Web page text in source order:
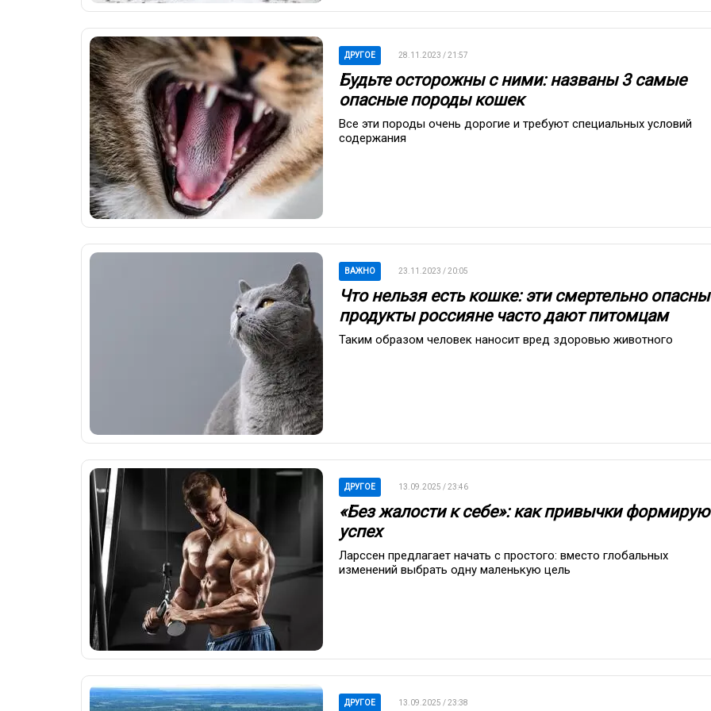
ДРУГОЕ 28.11.2023 / 21:57
Будьте осторожны с ними: названы 3 самые
опасные породы кошек
Все эти породы очень дорогие и требуют специальных условий
содержания
ВАЖНО 23.11.2023 / 20:05
Что нельзя есть кошке: эти смертельно
продукты россияне часто дают питомцам
Таким образом человек наносит вред здоровью животного
ДРУГОЕ 13.09.2025 / 23:46
«Без жалости к себе»: как привычки
успех
Ларссен предлагает начать с простого: вместо глобальных
изменений выбрать одну маленькую цель
ДРУГОЕ 13.09.2025 / 23:38